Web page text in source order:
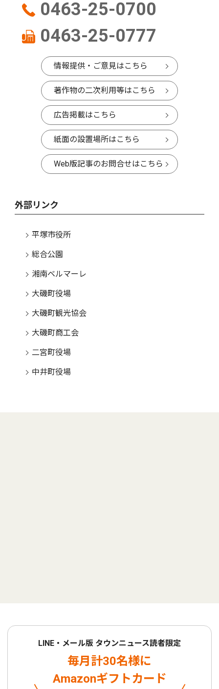
0463-25-0700
0463-25-0777
情報提供・ご意見はこちら
著作物の二次利用等はこちら
広告掲載はこちら
紙面の設置場所はこちら
Web版記事のお問合せはこちら
外部リンク
平塚市役所
総合公園
湘南ベルマーレ
大磯町役場
大磯町観光協会
大磯町商工会
二宮町役場
中井町役場
LINE・メール版 タウンニュース読者限定
毎月計30名様に
Amazonギフトカード